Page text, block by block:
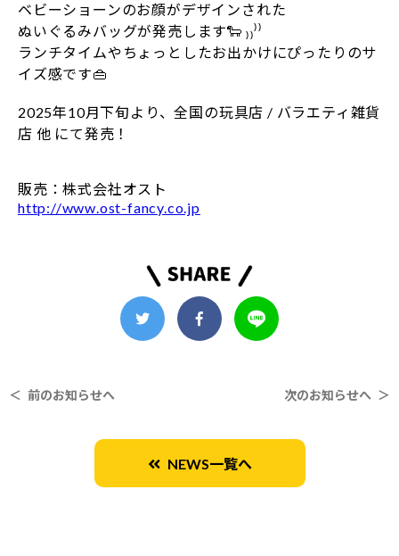
ベビーショーンのお顔がデザインされた
ぬいぐるみバッグが発売します🐑 ₎₎⁾⁾
ランチタイムやちょっとしたお出かけにぴったりのサ
イズ感です👜
2025年10月下旬より、全国の玩具店 / バラエティ雑貨
店 他 にて発売！
販売：株式会社オスト
http://www.ost-fancy.co.jp
＜ 前のお知らせへ 次のお知らせへ ＞
NEWS一覧へ